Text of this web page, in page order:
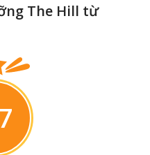
The Hill từ